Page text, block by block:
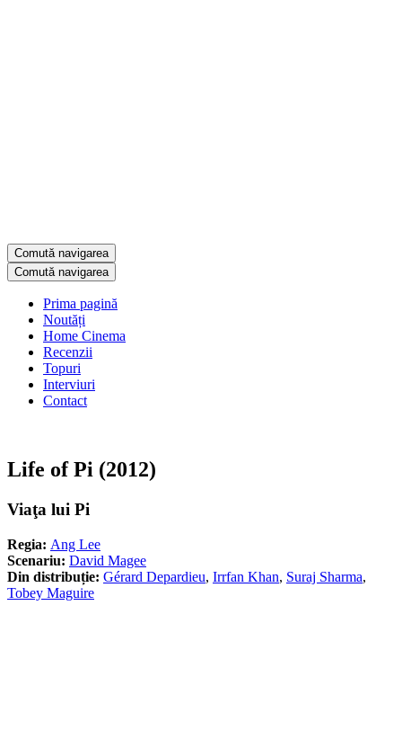
Comută navigarea
Comută navigarea
Prima pagină
Noutăți
Home Cinema
Recenzii
Topuri
Interviuri
Contact
Life of Pi (2012)
Viaţa lui Pi
Regia: Ang Lee
Scenariu: David Magee
Din distribuție: Gérard Depardieu, Irrfan Khan, Suraj Sharma,
Tobey Maguire